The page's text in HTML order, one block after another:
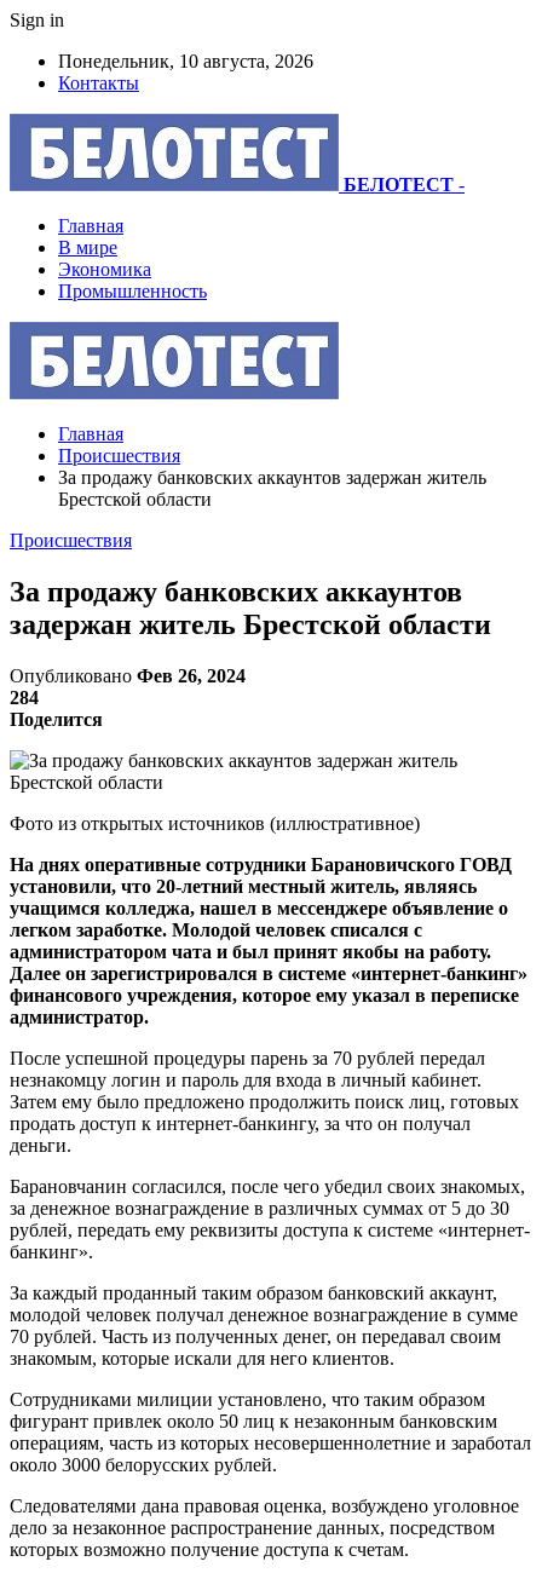
Sign in
Понедельник, 10 августа, 2026
Контакты
БЕЛОТЕСТ -
Главная
В мире
Экономика
Промышленность
Главная
Происшествия
За продажу банковских аккаунтов задержан житель
Брестской области
Происшествия
За продажу банковских аккаунтов
задержан житель Брестской области
Опубликовано Фев 26, 2024
284
Поделится
Фото из открытых источников (иллюстративное)
На днях оперативные сотрудники Барановичского ГОВД
установили, что 20-летний местный житель, являясь
учащимся колледжа, нашел в мессенджере объявление о
легком заработке. Молодой человек списался с
администратором чата и был принят якобы на работу.
Далее он зарегистрировался в системе «интернет-банкинг»
финансового учреждения, которое ему указал в переписке
администратор.
После успешной процедуры парень за 70 рублей передал
незнакомцу логин и пароль для входа в личный кабинет.
Затем ему было предложено продолжить поиск лиц, готовых
продать доступ к интернет-банкингу, за что он получал
деньги.
Барановчанин согласился, после чего убедил своих знакомых,
за денежное вознаграждение в различных суммах от 5 до 30
рублей, передать ему реквизиты доступа к системе «интернет-
банкинг».
За каждый проданный таким образом банковский аккаунт,
молодой человек получал денежное вознаграждение в сумме
70 рублей. Часть из полученных денег, он передавал своим
знакомым, которые искали для него клиентов.
Сотрудниками милиции установлено, что таким образом
фигурант привлек около 50 лиц к незаконным банковским
операциям, часть из которых несовершеннолетние и заработал
около 3000 белорусских рублей.
Следователями дана правовая оценка, возбуждено уголовное
дело за незаконное распространение данных, посредством
которых возможно получение доступа к счетам.